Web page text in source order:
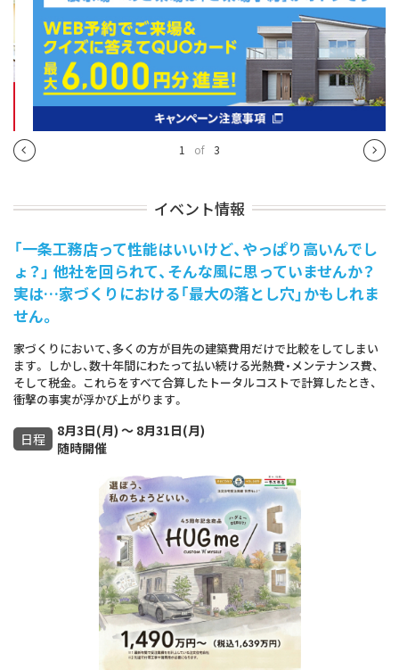
1 of 3
イベント情報
「一条工務店って性能はいいけど、やっぱり高いんでし
ょ？」 他社を回られて、そんな風に思っていませんか？
実は…家づくりにおける「最大の落とし穴」かもしれま
せん。
家づくりにおいて、多くの方が目先の建築費用だけで比較をしてしまい
ます。 しかし、数十年間にわたって払い続ける光熱費・メンテナンス費、
そして税金。 これらをすべて合算したトータルコストで計算したとき、
衝撃の事実が浮かび上がります。
日程
8月3日(月) ～ 8月31日(月)
随時開催